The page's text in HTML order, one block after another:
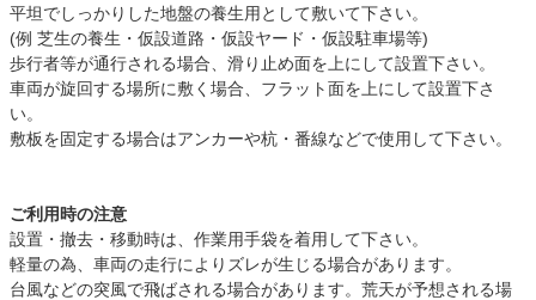
平坦でしっかりした地盤の養生用として敷いて下さい。
(例 芝生の養生・仮設道路・仮設ヤード・仮設駐車場等)
歩行者等が通行される場合、滑り止め面を上にして設置下さい。
車両が旋回する場所に敷く場合、フラット面を上にして設置下さ
い。
敷板を固定する場合はアンカーや杭・番線などで使用して下さい。
ご利用時の注意
設置・撤去・移動時は、作業用手袋を着用して下さい。
軽量の為、車両の走行によりズレが生じる場合があります。
台風などの突風で飛ばされる場合があります。荒天が予想される場